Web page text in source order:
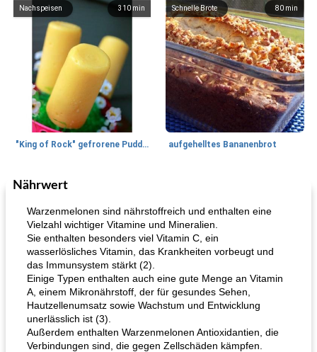
310 min
Nachspeisen
"King of Rock" gefrorene Pudding Pops
80 min
Schnelle Brote
aufgehelltes Bananenbrot
Mittagessen / Snacks
Hühnchen, Süßkartoffelsuppe
Nährwert
Warzenmelonen sind nährstoffreich und enthalten eine
Vielzahl wichtiger Vitamine und Mineralien.
Sie enthalten besonders viel Vitamin C, ein
wasserlösliches Vitamin, das Krankheiten vorbeugt und
das Immunsystem stärkt (2).
Einige Typen enthalten auch eine gute Menge an Vitamin
A, einem Mikronährstoff, der für gesundes Sehen,
Hautzellenumsatz sowie Wachstum und Entwicklung
unerlässlich ist (3).
Außerdem enthalten Warzenmelonen Antioxidantien, die
Verbindungen sind, die gegen Zellschäden kämpfen.